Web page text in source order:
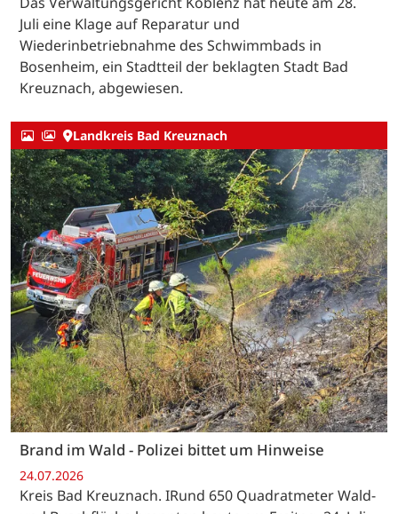
Juli eine Klage auf Reparatur und
Wiederinbetriebnahme des Schwimmbads in
Bosenheim, ein Stadtteil der beklagten Stadt Bad
Kreuznach, abgewiesen.
Landkreis Bad Kreuznach
Brand im Wald - Polizei bittet um Hinweise
24.07.2026
Kreis Bad Kreuznach. IRund 650 Quadratmeter Wald-